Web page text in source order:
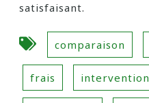
satisfaisant.
comparaison
frais intervention